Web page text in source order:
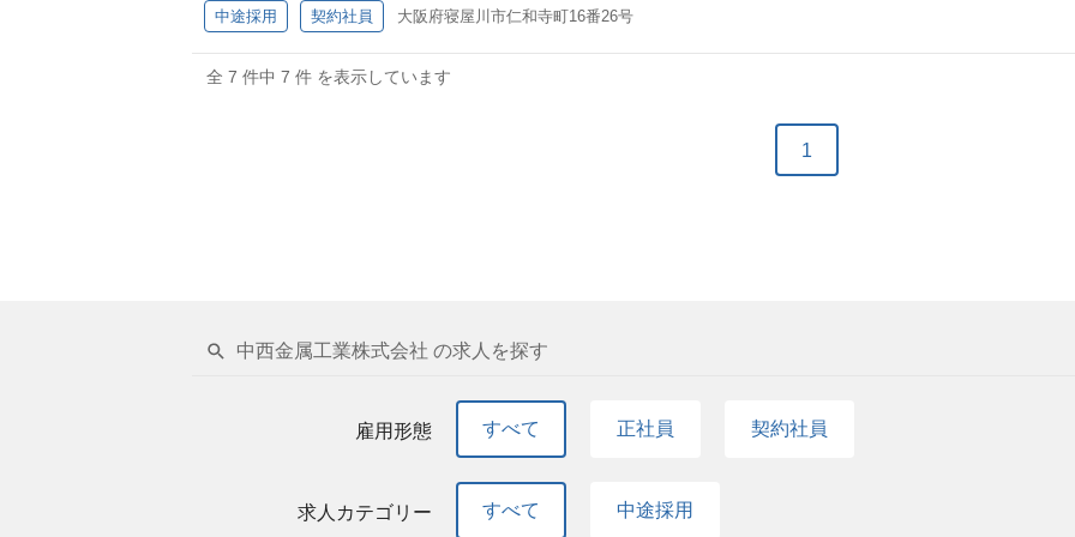
います。 求めるスキル 【必須条件】 ・品質保証or品質管理業務経験 5年以上 【歓迎条件】 ・ 顧客対応窓口の品質
ではありません） ・業界経験者（建築金物、サッシ、建具） ・プレス部品、射出成形部品、ダイカスト部品等の経
意欲がある方 求人背景・魅力 【背景】 中堅層強化 【魅力】 一般家庭で目にすることも多い商品も多数手がけてお
を盛り込むことが出来ます。また競合が限られており、市場から求められる商材でもあります。
中途採用 契約社員 大阪府寝屋川市仁和寺町16番26号
全 7 件中 7 件 を表示しています
1
中西金属工業株式会社 の求人を探す
雇用形態 すべて 正社員 契約社員
求人カテゴリー すべて 中途採用